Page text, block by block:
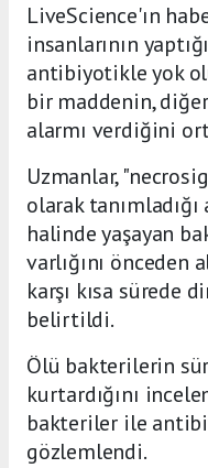
LiveScience'ın
insanlarının
antibiyotikle yok
bir maddenin,
alarmı verdiğini
Uzmanlar,
olarak
halinde yaşayan
varlığını
karşı kısa sürede
belirtildi.
Ölü bakterilerin
kurtardığını
bakteriler ile
gözlemlendi.